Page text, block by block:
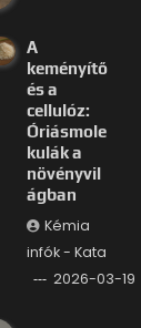
A
keményítő
és a
cellulóz:
Óriásmole
kulák a
növényvil
ágban
Kémia
infók - Kata
2026-03-19